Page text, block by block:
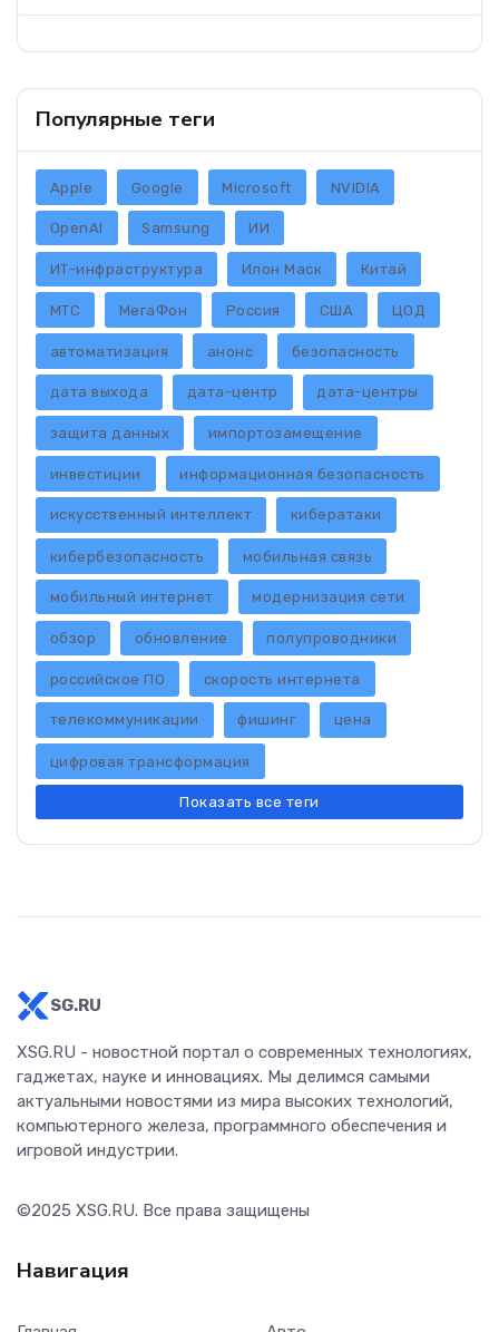
Популярные теги
Apple Google Microsoft NVIDIA
OpenAI Samsung ИИ
ИТ-инфраструктура Илон Маск Китай
МТС МегаФон Россия США ЦОД
автоматизация анонс безопасность
дата выхода дата-центр дата-центры
защита данных импортозамещение
инвестиции информационная безопасность
искусственный интеллект кибератаки
кибербезопасность мобильная связь
мобильный интернет модернизация сети
обзор обновление полупроводники
российское ПО скорость интернета
телекоммуникации фишинг цена
цифровая трансформация
Показать все теги
SG.RU
XSG.RU - новостной портал о современных технологиях,
гаджетах, науке и инновациях. Мы делимся самыми
актуальными новостями из мира высоких технологий,
компьютерного железа, программного обеспечения и
игровой индустрии.
©2025 XSG.RU. Все права защищены
Навигация